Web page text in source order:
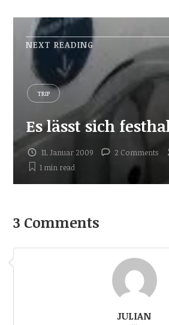
NEXT READING
TRIP
Es lässt sich
11. Januar 2009 2 Comments
1 minread
3 Comments
JULIAN